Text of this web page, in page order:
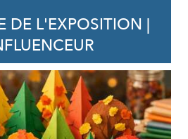
DE L'EXPOSITION |